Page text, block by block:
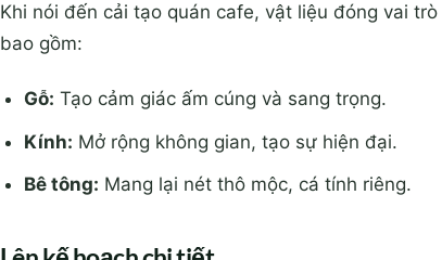
Khi nói đến cải tạo quán cafe, vật liệu đóng vai
bao gồm:
Gỗ: Tạo cảm giác ấm cúng và sang trọng.
Kính: Mở rộng không gian, tạo sự hiện đại.
Bê tông: Mang lại nét thô mộc, cá tính riêng.